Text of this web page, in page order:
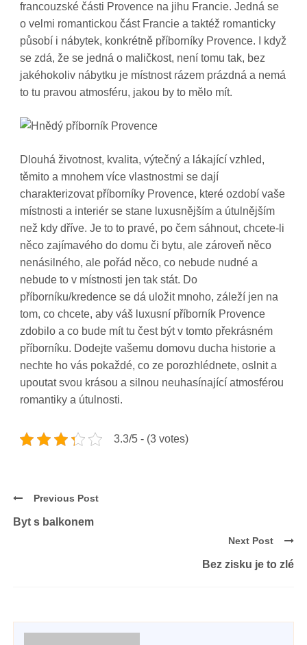
francouzské části Provence na jihu Francie. Jedná se
o velmi romantickou část Francie a taktéž romanticky
působí i nábytek, konkrétně příborníky Provence. I když
se zdá, že se jedná o maličkost, není tomu tak, bez
jakéhokoliv nábytku je místnost rázem prázdná a nemá
to tu pravou atmosféru, jakou by to mělo mít.
Dlouhá životnost, kvalita, výtečný a lákající vzhled,
těmito a mnohem více vlastnostmi se dají
charakterizovat příborníky Provence, které ozdobí vaše
místnosti a interiér se stane luxusnějším a útulnějším
než kdy dříve. Je to to pravé, po čem sáhnout, chcete-li
něco zajímavého do domu či bytu, ale zároveň něco
nenásilného, ale pořád něco, co nebude nudné a
nebude to v místnosti jen tak stát. Do
příborníku/kredence se dá uložit mnoho, záleží jen na
tom, co chcete, aby váš luxusní příborník Provence
zdobilo a co bude mít tu čest být v tomto překrásném
příborníku. Dodejte vašemu domovu ducha historie a
nechte ho vás pokaždé, co ze porozhlédnete, oslnit a
upoutat svou krásou a silnou neuhasínající atmosférou
romantiky a útulnosti.
3.3/5 - (3 votes)
Previous Post
Byt s balkonem
Next Post
Bez zisku je to zlé